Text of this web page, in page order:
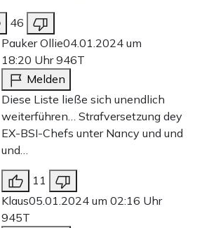
46
Pauker Ollie04.01.2024 um
18:20 Uhr946T
Melden
Diese Liste ließe sich unendlich
weiterführen… Strafversetzung dey
EX-BSI-Chefs unter Nancy und und
und…
11
Klaus05.01.2024 um 02:16 Uhr
945T